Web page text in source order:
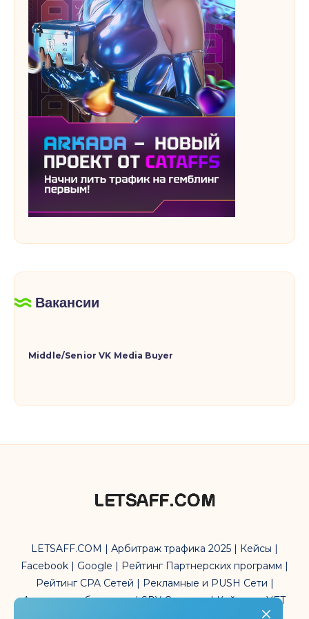
Вакансии
Middle/Senior VK Media Buyer
LETSAFF.COM | Арбитраж трафика 2025 | Кейсы |
Facebook | Google | Рейтинг Партнерских программ |
Рейтинг CPA Сетей | Рекламные и PUSH Сети |
Антидетект браузеры | SPY Сервисы | Кейсы по УБТ